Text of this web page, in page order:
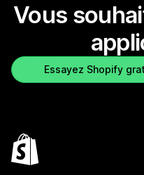
Vous
Essayez Shopify